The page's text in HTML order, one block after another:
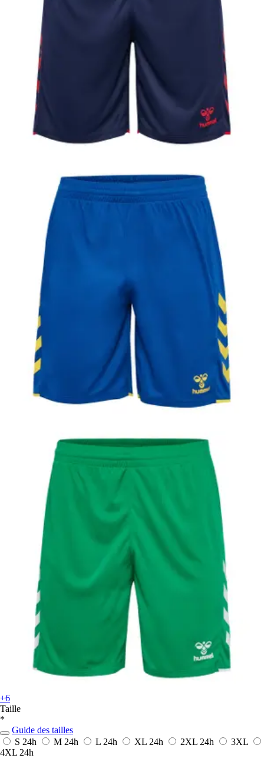
+6
Taille
*
Guide des tailles
S 24h M 24h L 24h XL 24h 2XL 24h
3XL
4XL 24h